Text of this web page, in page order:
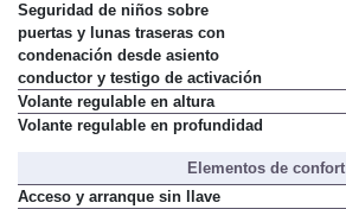
Seguridad de niños sobre
puertas y lunas traseras con
condenación desde asiento
conductor y testigo de activación
Volante regulable en altura
Volante regulable en profundidad
Elementos de confort
Acceso y arranque sin llave